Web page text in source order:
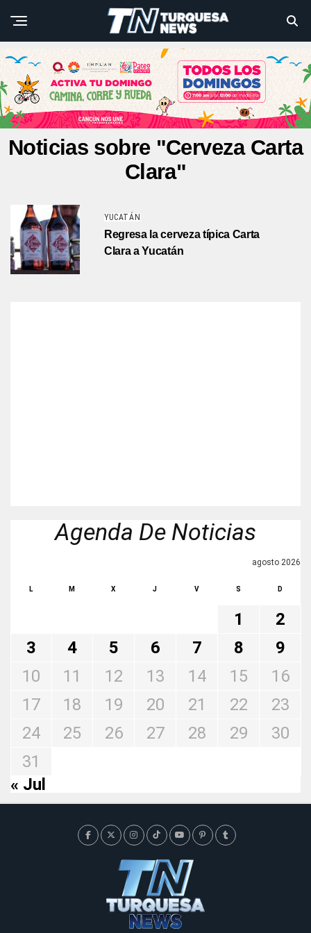
Noticias sobre "Cerveza Carta
Clara"
YUCATÁN
Regresa la cerveza típica Carta
Clara a Yucatán
Agenda De Noticias
agosto 2026
L M X J V S D
1
2
3
4 5 6 7 8
9
10
11 12 13 14 15
16
17
18 19 20 21 22
23
24
25 26 27 28 29
30
31
« Jul